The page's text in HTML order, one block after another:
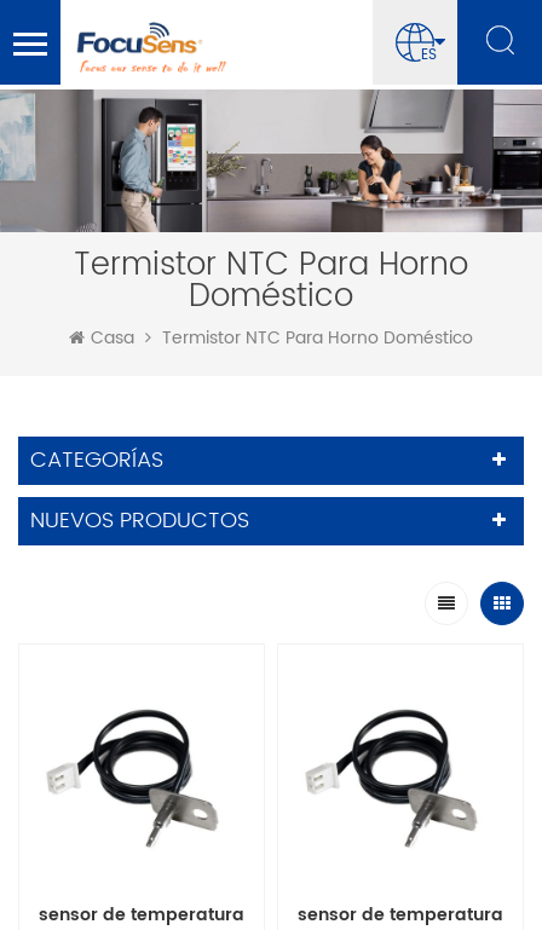
ES
Termistor NTC Para Horno
Doméstico
Casa Termistor NTC Para Horno Doméstico
CATEGORÍAS
NUEVOS PRODUCTOS
sensor de temperatura
sensor de temperatura